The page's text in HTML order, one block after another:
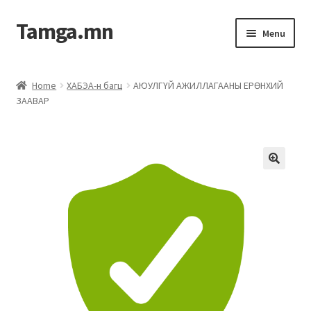
Tamga.mn Menu
ХАБЭА-н багц
Дотоод журмын багц
Компанийн удирдлагын бичиг баримт
Home ХАБЭА-н багц
АЮУЛГҮЙ АЖИЛЛАГААНЫ ЕРӨНХИЙ
ЗААВАР